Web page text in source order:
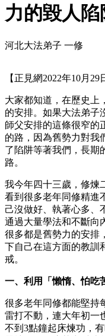
力的毀人陷
河北大法弟子 一修
【正見網2022年10月29
大家都知道，在歷史上
的安排。如果大法弟子
師父安排的這條很窄的
的路，因為舊勢力對我
了陷阱等著我們，長期
路。
我今年四十三歲，修煉
看到很多老年同修精進
己沒做好、執著心多、
通過大量學法和不斷向
很多都是舊勢力的安排
下自己在這方面的教訓
戒。
一、利用「懶惰、怕吃
很多老年同修都能堅持
雷打不動，連大年初一
不到3點鐘起床煉功，